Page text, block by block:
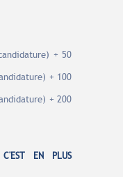
+ 50
+ 100
+ 200
C'EST EN PLUS